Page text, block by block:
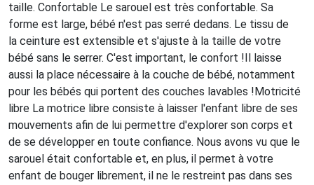
taille. Confortable Le sarouel est très confortable. Sa
forme est large, bébé n'est pas serré dedans. Le tissu de
la ceinture est extensible et s'ajuste à la taille de votre
bébé sans le serrer. C'est important, le confort !Il laisse
aussi la place nécessaire à la couche de bébé, notamment
pour les bébés qui portent des couches lavables !Motricité
libre La motrice libre consiste à laisser l'enfant libre de ses
mouvements afin de lui permettre d'explorer son corps et
de se développer en toute confiance. Nous avons vu que le
sarouel était confortable et, en plus, il permet à votre
enfant de bouger librement, il ne le restreint pas dans ses